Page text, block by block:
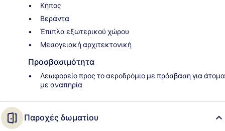
Κήπος
Βεράντα
Έπιπλα εξωτερικού χώρου
Μεσογειακή αρχιτεκτονική
Προσβασιμότητα
Λεωφορείο προς το αεροδρόμιο με πρόσβαση για άτομα
με αναπηρία
Παροχές δωματίου